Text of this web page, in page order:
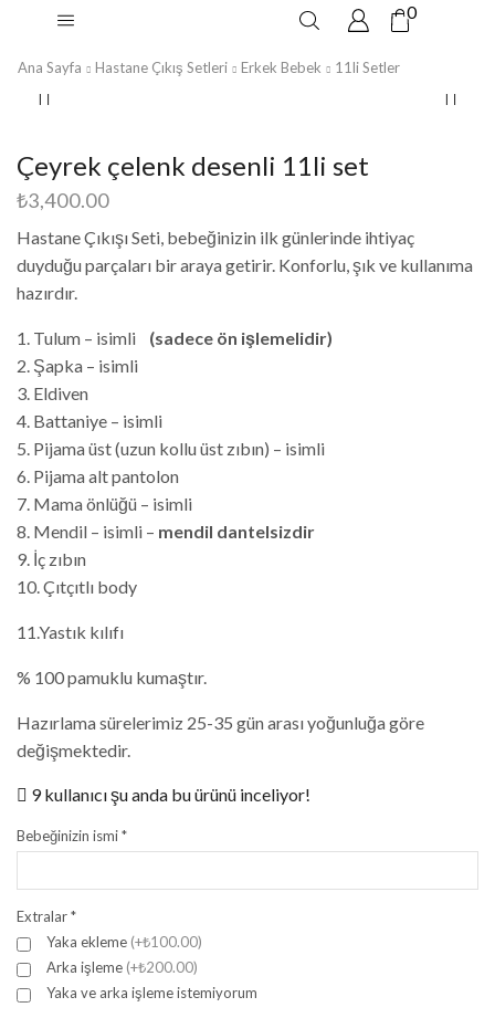
0
Ana Sayfa Hastane Çıkış Setleri Erkek Bebek 11li Setler
Çeyrek çelenk desenli 11li set
₺3,400.00
Hastane Çıkışı Seti, bebeğinizin ilk günlerinde ihtiyaç
duyduğu parçaları bir araya getirir. Konforlu, şık ve kullanıma
hazırdır.
1. Tulum – isimli (sadece ön işlemelidir)
2. Şapka – isimli
3. Eldiven
4. Battaniye – isimli
5. Pijama üst (uzun kollu üst zıbın) – isimli
6. Pijama alt pantolon
7. Mama önlüğü – isimli
8. Mendil – isimli – mendil dantelsizdir
9. İç zıbın
10. Çıtçıtlı body
11.Yastık kılıfı
% 100 pamuklu kumaştır.
Hazırlama sürelerimiz 25-35 gün arası yoğunluğa göre
değişmektedir.
9 kullanıcı şu anda bu ürünü inceliyor!
Bebeğinizin ismi*
Extralar*
Yaka ekleme (+₺100.00)
Arka işleme (+₺200.00)
Yaka ve arka işleme istemiyorum